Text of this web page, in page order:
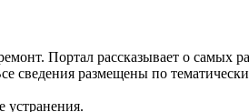
Портал рассказывает о самых
сведения размещены по
устранения.